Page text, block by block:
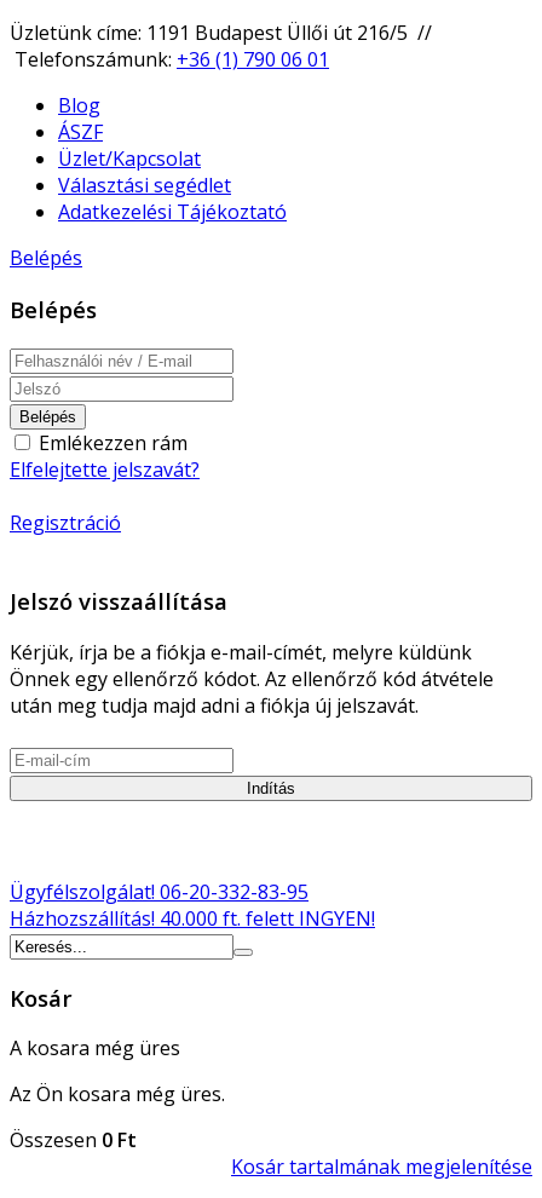
Üzletünk címe: 1191 Budapest Üllői út 216/5 //
Telefonszámunk: +36 (1) 790 06 01
Blog
ÁSZF
Üzlet/Kapcsolat
Választási segédlet
Adatkezelési Tájékoztató
Belépés
Belépés
Belépés
Emlékezzen rám
Elfelejtette jelszavát?
Regisztráció
Jelszó visszaállítása
Kérjük, írja be a fiókja e-mail-címét, melyre küldünk
Önnek egy ellenőrző kódot. Az ellenőrző kód átvétele
után meg tudja majd adni a fiókja új jelszavát.
Indítás
Ügyfélszolgálat! 06-20-332-83-95
Házhozszállítás! 40.000 ft. felett INGYEN!
Kosár
A kosara még üres
Az Ön kosara még üres.
Összesen 0 Ft
Kosár tartalmának megjelenítése